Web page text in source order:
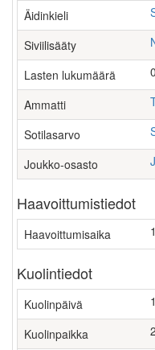
Äidinkieli
Siviilisääty
Lasten lukumäärä
Ammatti
Sotilasarvo
Joukko-osasto
Haavoittumistiedot
Haavoittumisaika
Kuolintiedot
Kuolinpäivä
Kuolinpaikka